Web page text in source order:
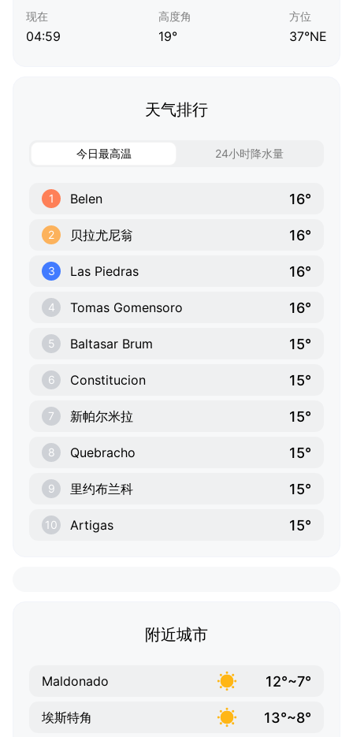
现在
04:59
高度角
19°
方位
37°NE
天气排行
今日最高温 24小时降水量
1 Belen 16°
2 贝拉尤尼翁 16°
3 Las Piedras 16°
4 Tomas Gomensoro 16°
5 Baltasar Brum 15°
6 Constitucion 15°
7 新帕尔米拉 15°
8 Quebracho 15°
9 里约布兰科 15°
10 Artigas 15°
附近城市
Maldonado 12°~7°
埃斯特角 13°~8°